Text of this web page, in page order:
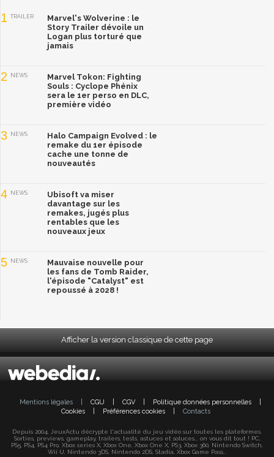
1 TRAILER
Marvel's Wolverine : le
Story Trailer dévoile un
Logan plus torturé que
jamais
2 NEWS
Marvel Tokon: Fighting
Souls : Cyclope Phénix
sera le 1er perso en DLC,
première vidéo
3 NEWS
Halo Campaign Evolved : le
remake du 1er épisode
cache une tonne de
nouveautés
4 NEWS
Ubisoft va miser
davantage sur les
remakes, jugés plus
rentables que les
nouveaux jeux
5 NEWS
Mauvaise nouvelle pour
les fans de Tomb Raider,
l'épisode "Catalyst" est
repoussé à 2028 !
Afficher la version classique de cette page
Mentions légales CGU CGV Politique données personnelles
Cookies
Préférences cookies Contacts
Depuis 2004, JeuxActu décrypte l'actualité du jeu vidéo sur toutes les plateformes.
Sorties, previews, gameplay, trailers, tests, astuces et soluces... on vous dit tout ! PC,
PS5, PS4, PS4 Pro, Xbox series X, Xbox One, Xbox One X, PS3, Xbox 360, Nintendo Switch,
Wii U, Nintendo 3DS, Nintendo 2DS, Stadia, Xbox Game Pass...